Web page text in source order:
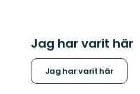
Jag har varit här
Jag har varit här